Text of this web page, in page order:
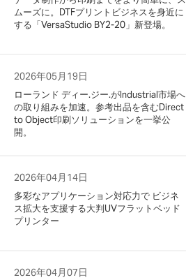
ムーズに。DTFプリントビジネスを身近に
する「VersaStudio BY2-20」新登場。
2026年05月19日
ローランド ディー.ジー.がIndustrial市場へ
の取り組みを加速。参考出品を含むDirect
to Object印刷ソリューションを一挙公
開。
2026年04月14日
多彩なアプリケーション対応力で ビジネ
ス拡大を支援する大判UVフラットベッド
プリンター
2026年04月07日